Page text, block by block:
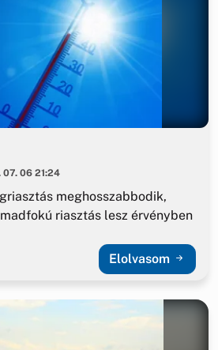
06 21:24
meghosszabbodik,
riasztás lesz érvényben
Elolvasom